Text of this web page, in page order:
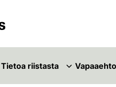
Tietoa riistasta